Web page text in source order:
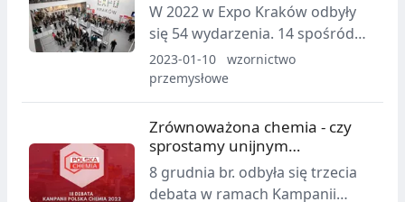
W 2022 w Expo Kraków odbyły
się 54 wydarzenia. 14 spośród
nich to imprezy własne Targów
w Krakowie, w których łącznie
udział wzięło 104 183
zwiedzających i 1846
wystawców.
2023-01-10
wzornictwo
przemysłowe
Zrównoważona chemia - czy
sprostamy unijnym
wymaganiom?
8 grudnia br. odbyła się trzecia
debata w ramach Kampanii